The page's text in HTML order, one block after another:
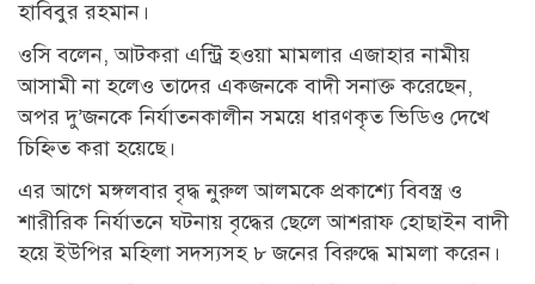
হাবিবুর রহমান।
ওসি বলেন, আটকরা এন্ট্রি হওয়া মামলার এজাহার নামীয়
আসামী না হলেও তাদের একজনকে বাদী সনাক্ত করেছেন,
অপর দু’জনকে নির্যাতনকালীন সময়ে ধারণকৃত ভিডিও দেখে
চিহ্নিত করা হয়েছে।
এর আগে মঙ্গলবার বৃদ্ধ নুরুল আলমকে প্রকাশ্যে বিবস্ত্র ও
শারীরিক নির্যাতনে ঘটনায় বৃদ্ধের ছেলে আশরাফ হোছাইন বাদী
হয়ে ইউপির মহিলা সদস্যসহ ৮ জনের বিরুদ্ধে মামলা করেন।